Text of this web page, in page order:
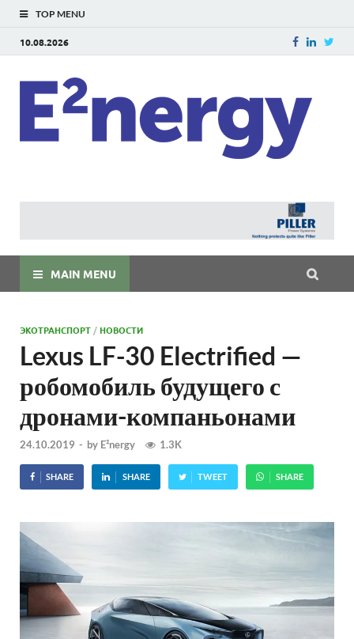
TOP MENU
10.08.2026
MAIN MENU
ЭКОТРАНСПОРТ /НОВОСТИ
Lexus LF-30 Electrified —
робомобиль будущего с
дронами-компаньонами
24.10.2019 - by E²nergy 1.3K
SHARE SHARE TWEET SHARE